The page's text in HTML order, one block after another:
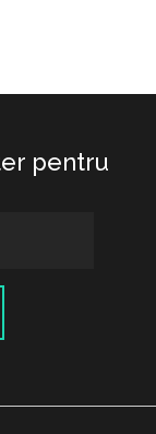
pentru